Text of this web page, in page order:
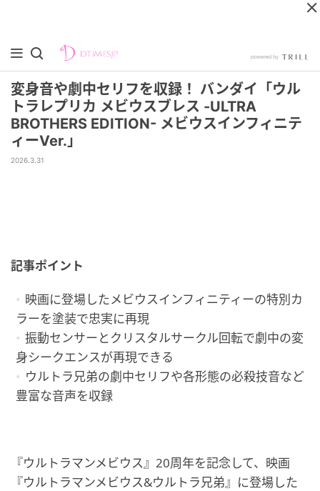
変身音や劇中セリフを収録！ バンダイ「ウル
トラレプリカ メビウスブレス -ULTRA
BROTHERS EDITION- メビウスインフィニテ
ィーVer.」
2026.3.31
記事ポイント
映画に登場したメビウスインフィニティーの特別カ
ラーを塗装で忠実に再現
振動センサーとクリスタルサークル回転で劇中の変
身シークエンスが再現できる
ウルトラ兄弟の劇中セリフや各形態の必殺技音など
豊富な音声を収録
『ウルトラマンメビウス』20周年を記念して、映画
『ウルトラマンメビウス&ウルトラ兄弟』に登場した